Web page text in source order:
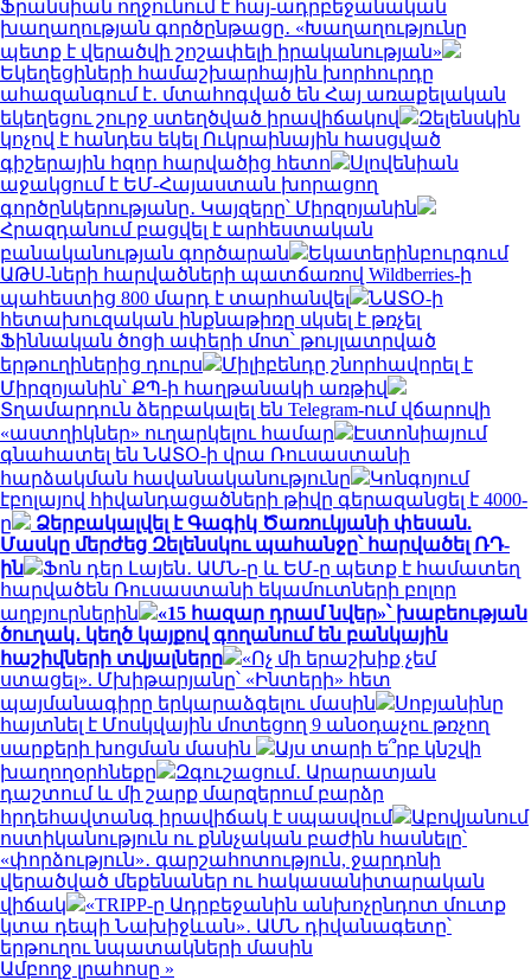
Ֆրանսիան ողջունում է հայ-ադրբեջանական
խաղաղության գործընթացը․ «Խաղաղությունը
պետք է վերածվի շոշափելի իրականության»
Եկեղեցիների համաշխարհային խորհուրդը
ահազանգում է․ մտահոգված են Հայ առաքելական
եկեղեցու շուրջ ստեղծված իրավիճակով
Զելենսկին
կոչով է հանդես եկել Ուկրաինային հասցված
գիշերային հզոր հարվածից հետո
Սլովենիան
աջակցում է ԵՄ-Հայաստան խորացող
գործընկերությանը․ Կայզերը՝ Միրզոյանին
Հրազդանում բացվել է արհեստական
բանականության գործարան
Եկատերինբուրգում
ԱԹՍ-ների հարվածների պատճառով Wildberries-ի
պահեստից 800 մարդ է տարհանվել
ՆԱՏՕ-ի
հետախուզական ինքնաթիռը սկսել է թռչել
Ֆիննական ծոցի ափերի մոտ՝ թույլատրված
երթուղիներից դուրս
Միլիբենդը շնորհավորել է
Միրզոյանին՝ ՔՊ-ի հաղթանակի առթիվ
Տղամարդուն ձերբակալել են Telegram-ում վճարովի
«աստղիկներ» ուղարկելու համար
Էստոնիայում
գնահատել են ՆԱՏՕ-ի վրա Ռուսաստանի
հարձակման հավանականությունը
Կոնգոյում
էբոլայով հիվանդացածների թիվը գերազանցել է 4000-
ը
Ձերբակալվել է Գագիկ Ծառուկյանի փեսան.
Մասկը մերժեց Զելենսկու պահանջը՝ հարվածել ՌԴ-
ին
Ֆոն դեր Լայեն․ ԱՄՆ-ը և ԵՄ-ը պետք է համատեղ
հարվածեն Ռուսաստանի եկամուտների բոլոր
աղբյուրներին
«15 հազար դրամ նվեր»՝ խաբեության
ծուղակ․ կեղծ կայքով գողանում են բանկային
հաշիվների տվյալները
«Ոչ մի երաշխիք չեմ
ստացել». Մխիթարյանը՝ «Ինտերի» հետ
պայմանագիրը երկարաձգելու մասին
Սոբյանինը
հայտնել է Մոսկվային մոտեցող 9 անօդաչու թռչող
սարքերի խոցման մասին
Այս տարի ե՞րբ կնշվի
խաղողօրհնեքը
Զգուշացում․ Արարատյան
դաշտում և մի շարք մարզերում բարձր
հրդեհավտանգ իրավիճակ է սպասվում
Աբովյանում
ոստիկանություն ու քննչական բաժին հասնելը՝
«փորձություն»․ գարշահոտություն, ջարդոնի
վերածված մեքենաներ ու հակասանիտարական
վիճակ
«TRIPP-ը Ադրբեջանին անխոչընդոտ մուտք
կտա դեպի Նախիջևան»․ ԱՄՆ դիվանագետը՝
երթուղու նպատակների մասին
Ամբողջ լրահոսը »